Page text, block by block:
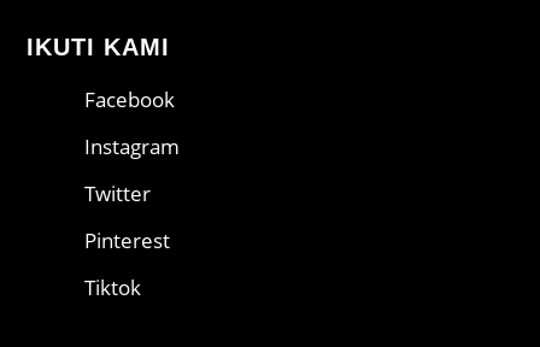
IKUTI KAMI
Facebook
Instagram
Twitter
Pinterest
Tiktok